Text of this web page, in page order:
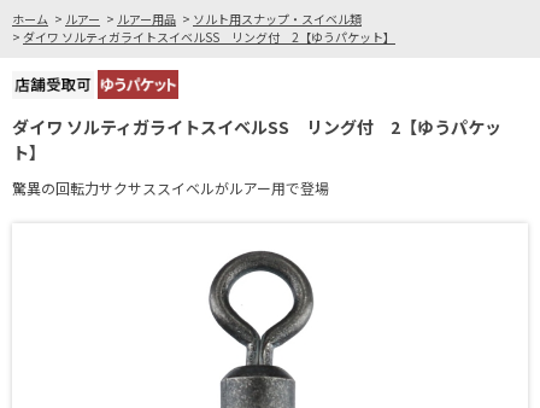
ホーム > ルアー > ルアー用品 > ソルト用スナップ・スイベル類
> ダイワ ソルティガライトスイベルSS リング付 2【ゆうパケット】
ダイワ ソルティガライトスイベルSS リング付 2【ゆうパケッ
ト】
驚異の回転力サクサススイベルがルアー用で登場